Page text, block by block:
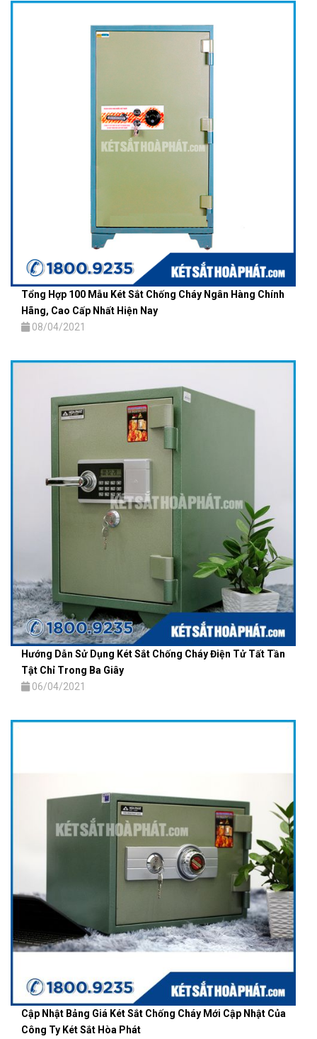
Tổng Hợp 100 Mẫu Két Sắt Chống Cháy Ngân Hàng Chính
Hãng, Cao Cấp Nhất Hiện Nay
08/04/2021
Hướng Dẫn Sử Dụng Két Sắt Chống Cháy Điện Tử Tất Tần
Tật Chỉ Trong Ba Giây
06/04/2021
Cập Nhật Bảng Giá Két Sắt Chống Cháy Mới Cập Nhật Của
Công Ty Két Sắt Hòa Phát